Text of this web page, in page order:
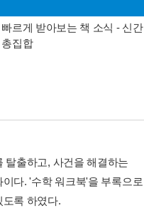
르게 받아보는 책 소식 - 신간
집합
탈출하고, 사건을 해결하는
다. '수학 워크북'을 부록으로
록 하였다.